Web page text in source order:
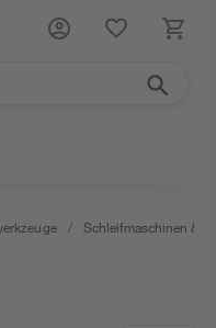
/ Schleifmaschinen &